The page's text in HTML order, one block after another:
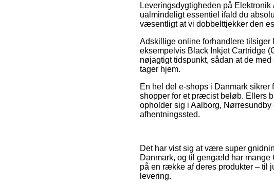
Leveringsdygtigheden på
ualmindeligt essentiel ifald du
væsentligt at vi dobbelttjekker den
Adskillige online forhandlere tilsiger
eksempelvis Black Inkjet Cartridge
nøjagtigt tidspunkt, sådan at de
tager hjem.
En hel del e-shops i Danmark
shopper for et præcist beløb. Ellers
opholder sig i Aalborg,
afhentningssted.
Det har vist sig at være super
Danmark, og til gengæld har
på en række af deres produkter – til
levering.